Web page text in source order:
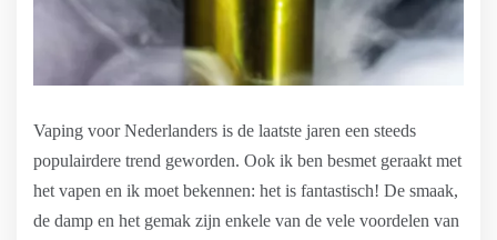
Vaping voor Nederlanders is de laatste jaren een steeds
populairdere trend geworden. Ook ik ben besmet geraakt met
het vapen en ik moet bekennen: het is fantastisch! De smaak,
de damp en het gemak zijn enkele van de vele voordelen van